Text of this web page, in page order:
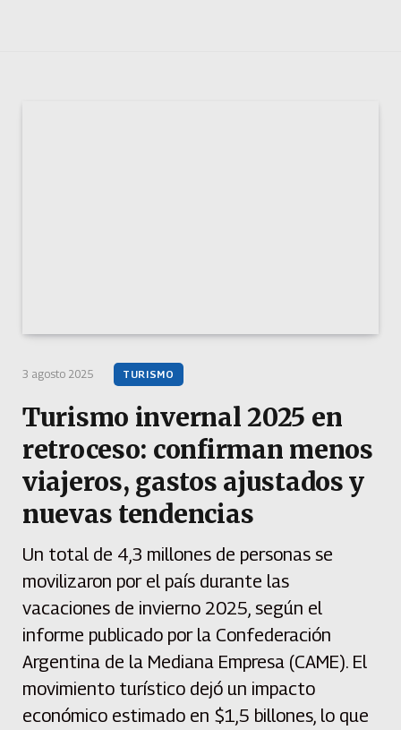
3 agosto 2025 TURISMO
Turismo invernal 2025 en
retroceso: confirman menos
viajeros, gastos ajustados y
nuevas tendencias
Un total de 4,3 millones de personas se
movilizaron por el país durante las
vacaciones de invierno 2025, según el
informe publicado por la Confederación
Argentina de la Mediana Empresa (CAME). El
movimiento turístico dejó un impacto
económico estimado en $1,5 billones, lo que